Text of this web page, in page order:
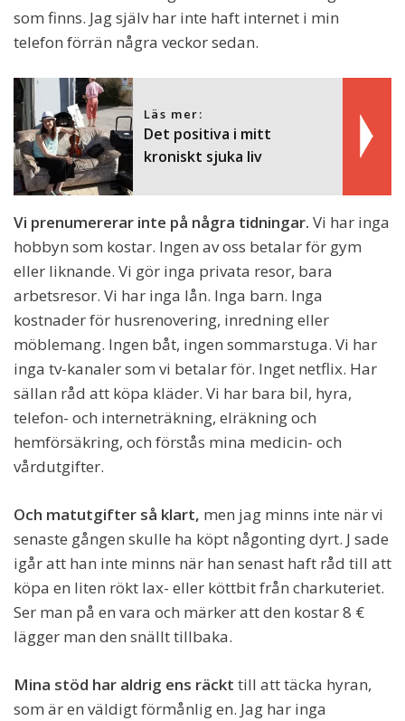
som finns. Jag själv har inte haft internet i min
telefon förrän några veckor sedan.
Läs mer:
Det positiva i mitt
kroniskt sjuka liv
Vi prenumererar inte på några tidningar. Vi har inga
hobbyn som kostar. Ingen av oss betalar för gym
eller liknande. Vi gör inga privata resor, bara
arbetsresor. Vi har inga lån. Inga barn. Inga
kostnader för husrenovering, inredning eller
möblemang. Ingen båt, ingen sommarstuga. Vi har
inga tv-kanaler som vi betalar för. Inget netflix. Har
sällan råd att köpa kläder. Vi har bara bil, hyra,
telefon- och interneträkning, elräkning och
hemförsäkring, och förstås mina medicin- och
vårdutgifter.
Och matutgifter så klart, men jag minns inte när vi
senaste gången skulle ha köpt någonting dyrt. J sade
igår att han inte minns när han senast haft råd till att
köpa en liten rökt lax- eller köttbit från charkuteriet.
Ser man på en vara och märker att den kostar 8 €
lägger man den snällt tillbaka.
Mina stöd har aldrig ens räckt till att täcka hyran,
som är en väldigt förmånlig en. Jag har inga